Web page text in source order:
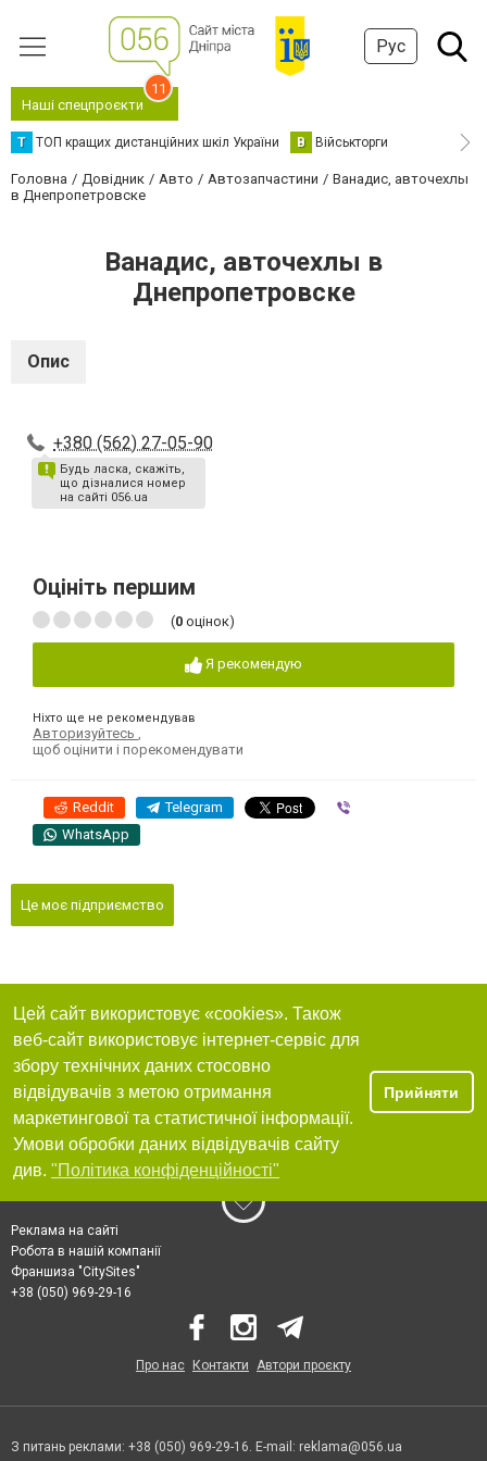
Рус
Наші спецпроєкти
11
Т ТОП кращих дистанційних шкіл України В Військторги
Головна Довідник Авто Автозапчастини
Ванадис, авточехлы
в Днепропетровске
Ванадис, авточехлы в
Днепропетровске
Опис
+380 (562) 27-05-90
Будь ласка, скажіть,
що дізналися номер
на сайті 056.ua
Оцініть першим
(0 оцінок)
Я рекомендую
Ніхто ще не рекомендував
Авторизуйтесь
щоб оцінити і порекомендувати
Reddit Telegram
WhatsApp
Це моє підприємство
Цей сайт використовує «cookies». Також
веб-сайт використовує інтернет-сервіс для
збору технічних даних стосовно
відвідувачів з метою отримання
маркетингової та статистичної інформації.
Умови обробки даних відвідувачів сайту
див. "Політика конфіденційності"
Прийняти
Реклама на сайті
Робота в нашій компанії
Франшиза "CitySites"
+38 (050) 969-29-16
Про нас Контакти Автори проєкту
З питань реклами: +38 (050) 969-29-16. E-mail: reklama@056.ua